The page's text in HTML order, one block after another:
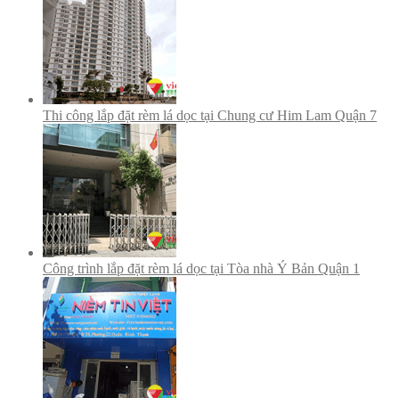
Thi công lắp đặt rèm lá dọc tại Chung cư Him Lam Quận 7
Công trình lắp đặt rèm lá dọc tại Tòa nhà Ý Bản Quận 1